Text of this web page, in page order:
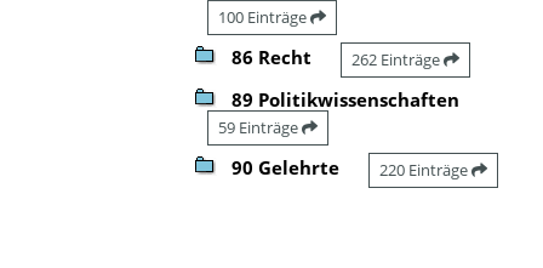
100 Einträge
86 Recht 262 Einträge
89 Politikwissenschaften
59 Einträge
90 Gelehrte 220 Einträge